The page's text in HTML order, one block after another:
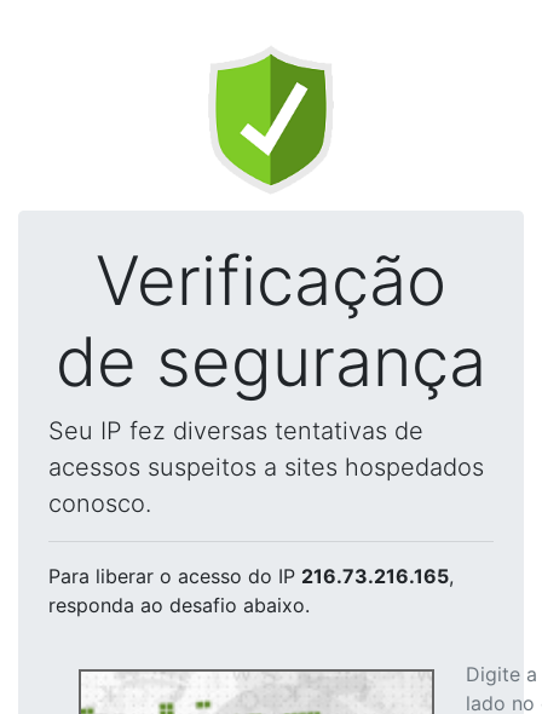
Verificação
de segurança
Seu IP fez diversas tentativas de
acessos suspeitos a sites hospedados
conosco.
Para liberar o acesso do IP 216.73.216.165,
responda ao desafio abaixo.
Digite
lado no